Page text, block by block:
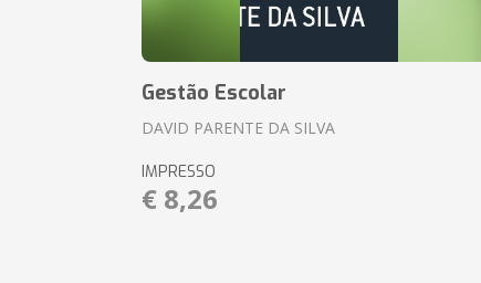
Gestão Escolar
DAVID PARENTE DA SILVA
IMPRESSO
€ 8,26